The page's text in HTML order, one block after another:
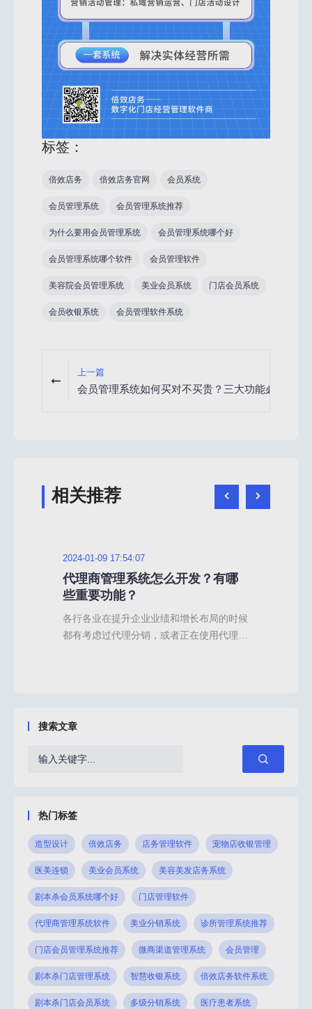
标签：
倍效店务 倍效店务官网 会员系统
会员管理系统 会员管理系统推荐
为什么要用会员管理系统 会员管理系统哪个好
会员管理系统哪个软件 会员管理软件
美容院会员管理系统 美业会员系统 门店会员系统
会员收银系统 会员管理软件系统
上一篇
相关推荐
2024-01-09 17:54:07
代理商管理系统怎么开发？有哪
些重要功能？
各行各业在提升企业业绩和增长布局的时候
都有考虑过代理分销，或者正在使用代理商
运营工具之一。它帮助我们解决代理商的管
高企业经营和管理效率。那么代理商管理系
统怎么开发或购买？有什么功能更重要呢？
搜索文章
热门标签
造型设计 倍效店务 店务管理软件 宠物店收银管理
医美连锁 美业会员系统 美容美发店务系统
剧本杀会员系统哪个好 门店管理软件
代理商管理系统软件 美业分销系统 诊所管理系统推荐
门店会员管理系统推荐 微商渠道管理系统 会员管理
剧本杀门店管理系统 智慧收银系统 倍效店务软件系统
剧本杀门店会员系统 多级分销系统 医疗患者系统